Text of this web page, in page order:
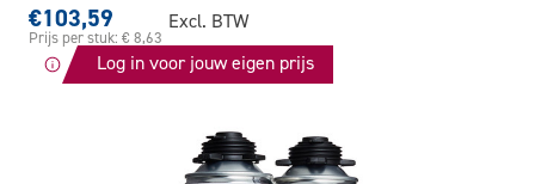
€103,59
Prijs per stuk: € 8,63
Excl. BTW
Log in voor jouw eigen prijs